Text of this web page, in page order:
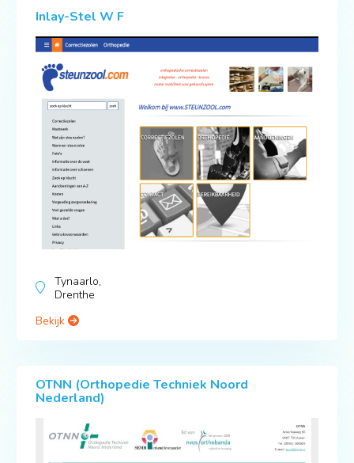
Inlay-Stel W F
Tynaarlo,
Drenthe
Bekijk
OTNN (Orthopedie Techniek Noord
Nederland)